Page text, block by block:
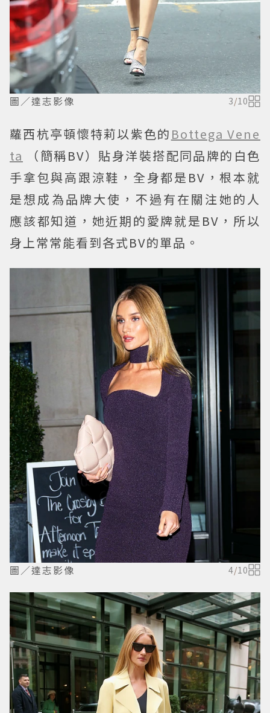
圖／達志影像 3/10
蘿西杭亭頓懷特莉以紫色的 Bottega Vene
ta
（簡稱BV）貼身洋裝搭配同品牌的白色
手拿包與高跟涼鞋，全身都是BV，根本就
是想成為品牌大使，不過有在關注她的人
應該都知道，她近期的愛牌就是BV，所以
身上常常能看到各式BV的單品。
圖／達志影像 4/10